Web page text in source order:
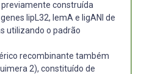
construída
lipL32, lemA e ligANI de
utilizando o padrão
recombinante também
2), constituído de